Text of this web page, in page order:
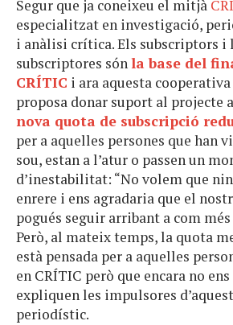
Segur que ja coneixeu el mitjà
especialitzat en investigació,
i anàlisi crítica.Els subscriptors i
subscriptores sónla base del
CRÍTIC i ara aquesta cooperativa
proposa donar suport al projecte
nova quota de subscripció
per a aquelles persones que han
sou, estan a l’atur o passen un
d’inestabilitat: “No volem que
enrere i ens agradaria que el
pogués seguir arribant a com
Però, al mateix temps, la quota
està pensada per a aquelles
en CRÍTIC però que encara no
expliquen les impulsores
periodístic.